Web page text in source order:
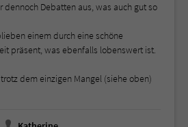
dennoch Debatten aus, was auch gut so
einem durch eine schöne
präsent, was ebenfalls lobenswert ist.
dem einzigen Mangel (siehe oben)